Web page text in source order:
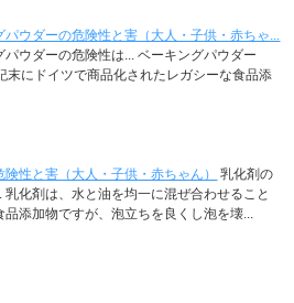
パウダーの危険性と害（大人・子供・赤ちゃ...
パウダーの危険性は... ベーキングパウダー
末にドイツで商品化されたレガシーな食品添
険性と害（大人・子供・赤ちゃん）
乳化剤の
乳化剤は、水と油を均一に混ぜ合わせること
品添加物ですが、泡立ちを良くし泡を壊...